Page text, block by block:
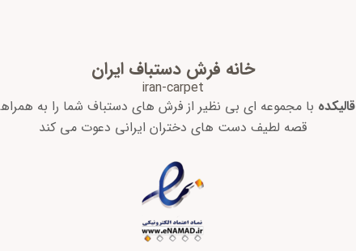
خانه فرش دستباف ایران
iran-carpet
قالیکده با مجموعه ای بی نظیر از فرش های دستباف شما را به
قصه لطیف دست های دختران ایرانی دعوت می کند